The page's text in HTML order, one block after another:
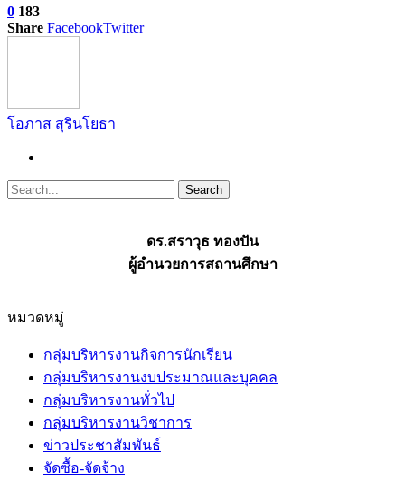
0 183
Share FacebookTwitter
โอภาส สุรินโยธา
ดร.สราวุธ ทองปัน
ผู้อำนวยการสถานศึกษา
หมวดหมู่
กลุ่มบริหารงานกิจการนักเรียน
กลุ่มบริหารงานงบประมาณและบุคคล
กลุ่มบริหารงานทั่วไป
กลุ่มบริหารงานวิชาการ
ข่าวประชาสัมพันธ์
จัดซื้อ-จัดจ้าง